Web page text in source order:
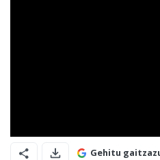
Gehitu